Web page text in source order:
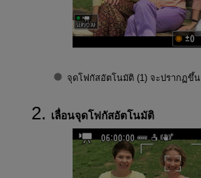
จุดโฟกัสอัตโนมัติ (1) จะปรากฏขึ้น
เลื่อนจุดโฟกัสอัตโนมัติ